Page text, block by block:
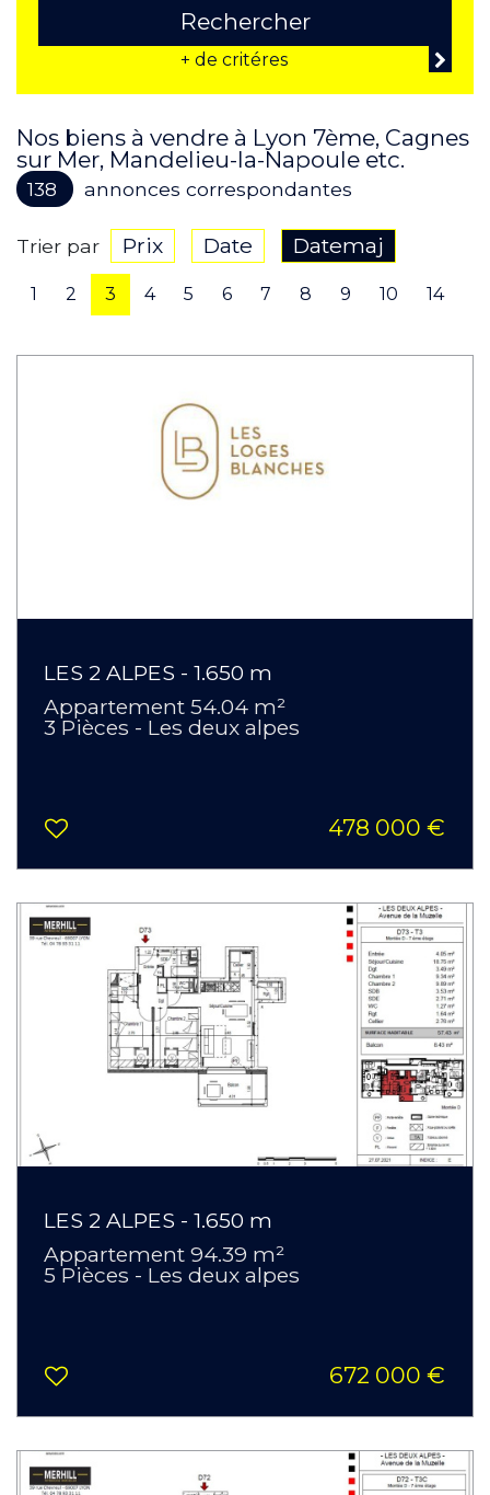
Rechercher
+ de critéres
Nos biens à vendre à Lyon 7ème, Cagnes
sur Mer, Mandelieu-la-Napoule etc.
138 annonces correspondantes
Trier par Prix Date Datemaj
1 2 3 4 5 6 7 8 9 10 14
LES 2 ALPES - 1.650 m
Appartement 54.04 m²
3 Pièces - Les deux alpes
478 000 €
LES 2 ALPES - 1.650 m
Appartement 94.39 m²
5 Pièces - Les deux alpes
672 000 €